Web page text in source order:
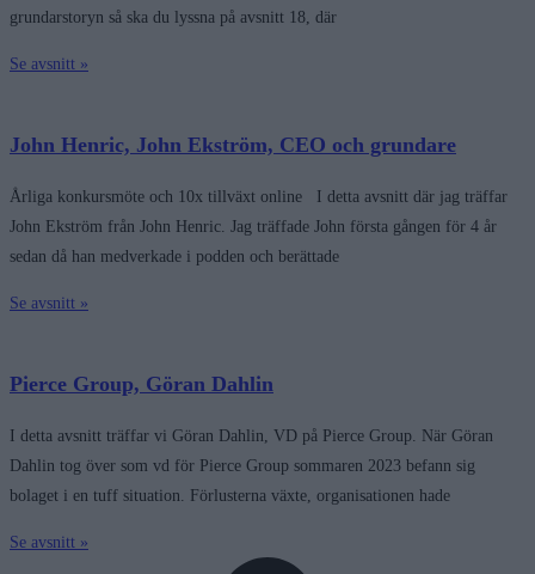
grundarstoryn så ska du lyssna på avsnitt 18, där
Se avsnitt »
John Henric, John Ekström, CEO och grundare
Årliga konkursmöte och 10x tillväxt online I detta avsnitt där jag träffar
John Ekström från John Henric. Jag träffade John första gången för 4 år
sedan då han medverkade i podden och berättade
Se avsnitt »
Pierce Group, Göran Dahlin
I detta avsnitt träffar vi Göran Dahlin, VD på Pierce Group. När Göran
Dahlin tog över som vd för Pierce Group sommaren 2023 befann sig
bolaget i en tuff situation. Förlusterna växte, organisationen hade
Se avsnitt »